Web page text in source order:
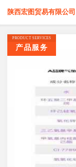
陕西宏图贸易有限公司
PRODUCT SERVICES
产品服务